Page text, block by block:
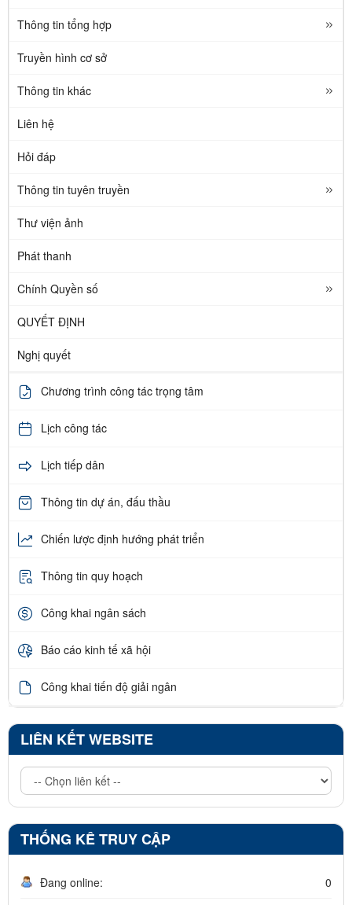
Thông tin tổng hợp
Truyền hình cơ sở
Thông tin khác
Liên hệ
Hỏi đáp
Thông tin tuyên truyền
Thư viện ảnh
Phát thanh
Chính Quyền số
QUYẾT ĐỊNH
Nghị quyết
Chương trình công tác trọng tâm
Lịch công tác
Lịch tiếp dân
Thông tin dự án, đấu thầu
Chiến lược định hướng phát triển
Thông tin quy hoạch
Công khai ngân sách
Báo cáo kinh tế xã hội
Công khai tiến độ giải ngân
LIÊN KẾT WEBSITE
THỐNG KÊ TRUY CẬP
Đang online: 0